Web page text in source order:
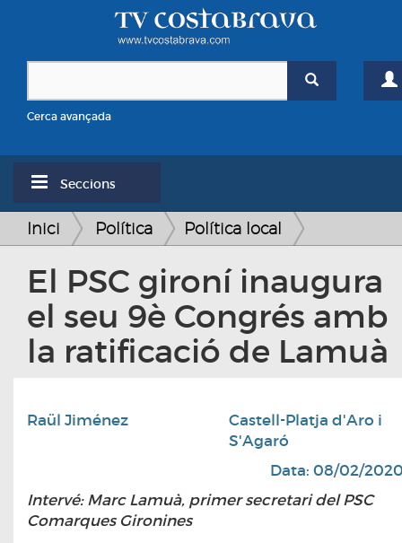
Cerca avançada
Seccions
Inici Política Política local
El PSC gironí inaugura
el seu 9è Congrés amb
la ratificació de Lamuà
Raül Jiménez
Castell-Platja d'Aro i
S'Agaró
Data: 08/02/
Intervé: Marc Lamuà, primer secretari del PSC
Comarques Gironines